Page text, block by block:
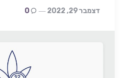
דצמבר 29, 2022 0